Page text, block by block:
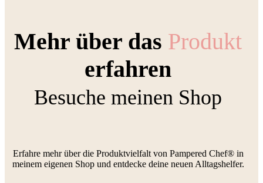
Mehr über das Produkt
erfahren
Besuche meinen Shop
Erfahre mehr über die Produktvielfalt von Pampered Chef® in
meinem eigenen Shop und entdecke deine neuen Alltagshelfer.